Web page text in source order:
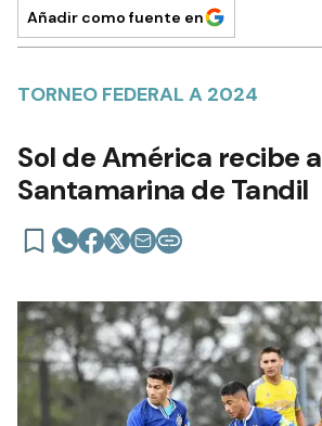
Añadir como fuente en
TORNEO FEDERAL A 2024
Sol de América recibe a
Santamarina de Tandil